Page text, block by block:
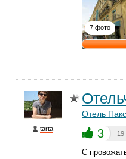
7 фото
tarta
Отель
3 19
С